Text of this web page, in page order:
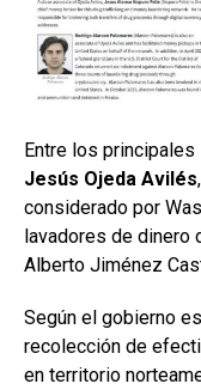
Entre los
Jesús Ojeda Avilés
considerado por
lavadores de dinero
Alberto Jiménez
Según el gobierno
recolección de
en territorio